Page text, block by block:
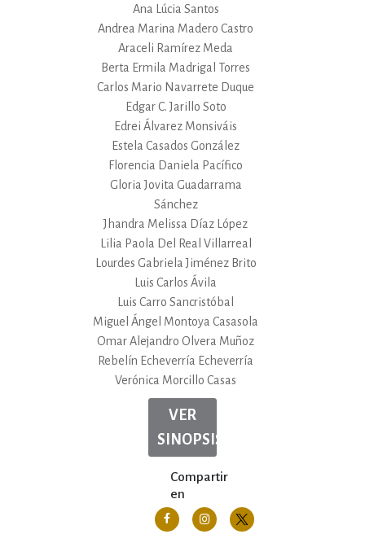
Ana Lúcia Santos
Andrea Marina Madero Castro
Araceli Ramírez Meda
Berta Ermila Madrigal Torres
Carlos Mario Navarrete Duque
Edgar C. Jarillo Soto
Edrei Álvarez Monsiváis
Estela Casados González
Florencia Daniela Pacífico
Gloria Jovita Guadarrama
Sánchez
Jhandra Melissa Díaz López
Lilia Paola Del Real Villarreal
Lourdes Gabriela Jiménez Brito
Luis Carlos Ávila
Luis Carro Sancristóbal
Miguel Ángel Montoya Casasola
Omar Alejandro Olvera Muñoz
Rebelín Echeverría Echeverría
Verónica Morcillo Casas
VER
SINOPSIS
Compartir
en